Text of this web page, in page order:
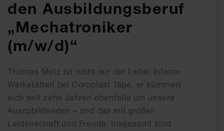
den Ausbildungsberuf
„Mechatroniker
(m/w/d)“
Thomas Metz ist nicht nur der Leiter Interne
Werkstätten bei Coroplast Tape, er kümmert
sich seit zehn Jahren ebenfalls um unsere
Auszubildenden – und das mit großer
Leidenschaft und Freude. Insgesamt sind